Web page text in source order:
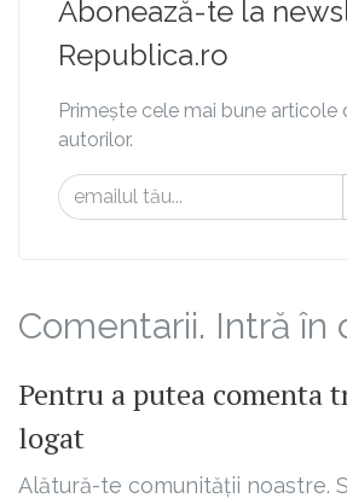
Abonează-te la
Republica.ro
Primește cele mai bune articole
autorilor.
Comentarii. Intră în
Pentru a putea comenta
logat
Alătură-te comunității noastre.